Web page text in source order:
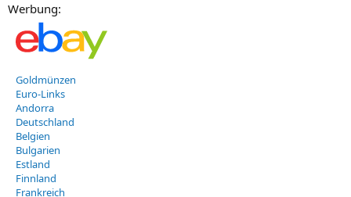
Werbung:
Goldmünzen
Euro-Links
Andorra
Deutschland
Belgien
Bulgarien
Estland
Finnland
Frankreich